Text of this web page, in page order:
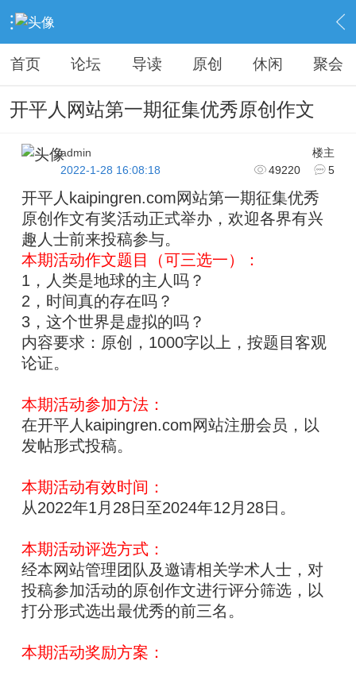
› KAIPINGREN › 原创之作 › 内容
首页 论坛 导读 原创 休闲 聚会
开平人网站第一期征集优秀原创作文
楼主
admin
49220
5
2022-1-28 16:08:18
开平人kaipingren.com网站第一期征集优秀
原创作文有奖活动正式举办，欢迎各界有兴
趣人士前来投稿参与。
本期活动作文题目（可三选一）：
1，人类是地球的主人吗？
2，时间真的存在吗？
3，这个世界是虚拟的吗？
内容要求：原创，1000字以上，按题目客观
论证。
本期活动参加方法：
在开平人kaipingren.com网站注册会员，以
发帖形式投稿。
本期活动有效时间：
从2022年1月28日至2024年12月28日。
本期活动评选方式：
经本网站管理团队及邀请相关学术人士，对
投稿参加活动的原创作文进行评分筛选，以
打分形式选出最优秀的前三名。
本期活动奖励方案：